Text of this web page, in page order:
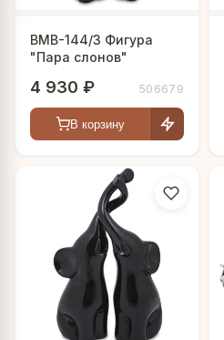
BMB-144/3 Фигура
"Пара слонов"
4 930 ₽ 506679
В корзину